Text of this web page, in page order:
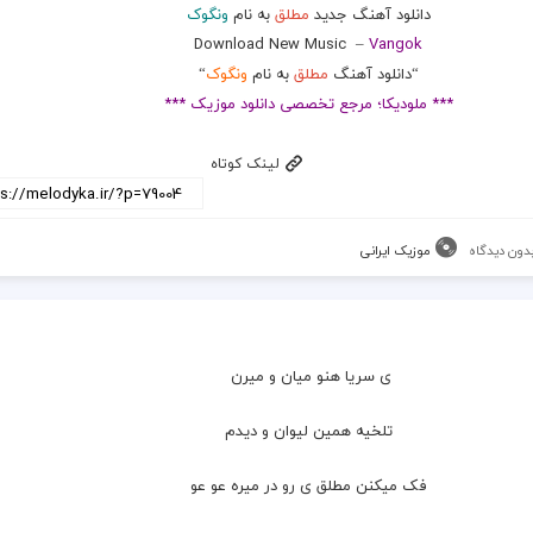
دانلود آهنگ جدید مطلقبه نام ونگوک
Download New Music –Vangok
“دانلود آهنگ مطلقبه نام ونگوک“
*** ملودیکا؛ مرجع تخصصی دانلود موزیک ***
لینک کوتاه
دیدگاه موزیک ایرانی
ی سریا هنو میان و میرن
تلخیه همین لیوان و دیدم
فک میکنن مطلق ی رو در میره عو عو